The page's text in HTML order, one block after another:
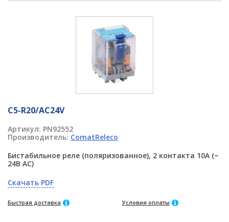
C5-R20/AC24V
Артикул: PN92552
Производитель: ComatReleco
Бистабильное реле (поляризованное), 2 контакта 10A (~
24В AC)
Скачать PDF
Быстрая доставка Условия оплаты